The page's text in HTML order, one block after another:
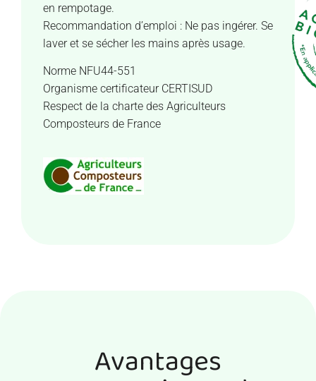
en rempotage.
Recommandation d’emploi : Ne pas ingérer. Se
laver et se sécher les mains après usage.
Norme NFU44-551
Organisme certificateur CERTISUD
Respect de la charte des Agriculteurs
Composteurs de France
Avantages